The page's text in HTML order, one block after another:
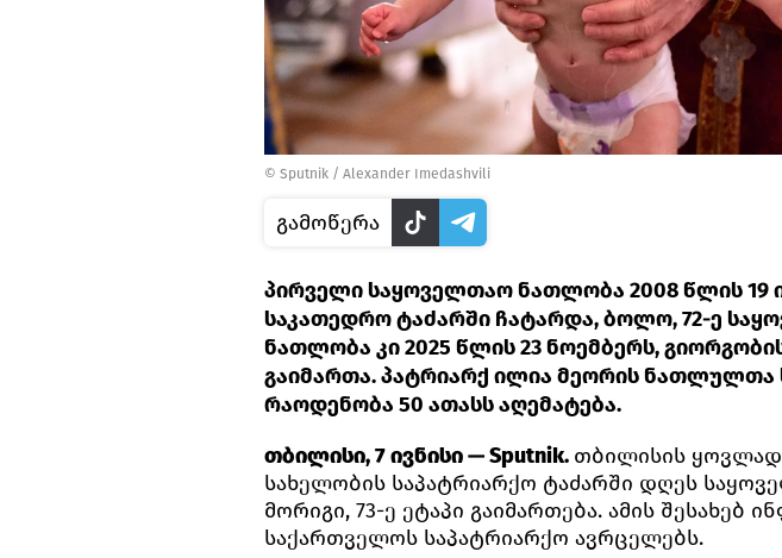
© Sputnik / Alexander Imedashvili
გამოწერა
პირველი საყოველთაო ნათლობა 2008 წლის 19
საკათედრო ტაძარში ჩატარდა, ბოლო, 72-ე
ნათლობა კი 2025 წლის 23 ნოემბერს,
გაიმართა. პატრიარქ ილია მეორის ნათლულთა
რაოდენობა 50 ათასს აღემატება.
თბილისი, 7 ივნისი — Sputnik. თბილისის
სახელობის საპატრიარქო ტაძარში დღეს
მორიგი, 73-ე ეტაპი გაიმართება. ამის შესახებ
საქართველოს საპატრიარქო ავრცელებს.